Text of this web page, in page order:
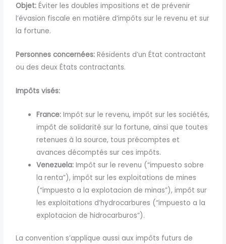
Objet: Éviterles doubles impositions et de prévenir
l’évasion fiscale en matière d’impôts sur le revenu et sur
la fortune.
Personnes concernées: Résidents d’un État contractant
ou des deux États contractants.
Impôts visés:
France: Impôt sur le revenu, impôt sur les sociétés,
impôt de solidarité sur la fortune, ainsi que toutes
retenues à la source, tous précomptes et
avances décomptés sur ces impôts.
Venezuela: Impôt sur le revenu (“impuesto sobre
la renta”), impôt sur les exploitations de mines
(“impuesto a la explotacion de minas”), impôt sur
les exploitations d’hydrocarbures (“impuesto a la
explotacion de hidrocarburos”).
La convention s’applique aussi aux impôts futurs de